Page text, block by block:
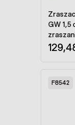
GW
F8542